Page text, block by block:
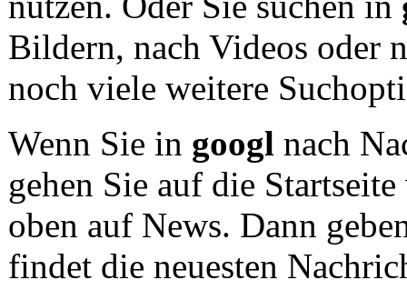
Bildern, nach Videos oder
noch viele weitere
Wenn Sie in googl nach
gehen Sie auf die
oben auf News. Dann
findet die neuesten